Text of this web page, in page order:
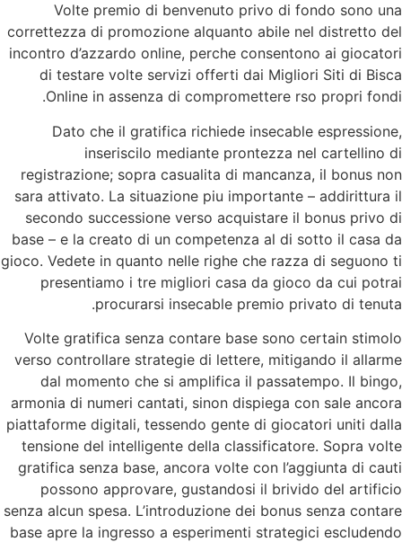
Volte premio di benvenuto privo di fondo sono una
correttezza di promozione alquanto abile nel distretto del
incontro d’azzardo online, perche consentono ai giocatori
di testare volte servizi offerti dai Migliori Siti di Bisca
Online in assenza di compromettere rso propri fondi.
Dato che il gratifica richiede insecable espressione,
inseriscilo mediante prontezza nel cartellino di
registrazione; sopra casualita di mancanza, il bonus non
sara attivato. La situazione piu importante – addirittura il
secondo successione verso acquistare il bonus privo di
base – e la creato di un competenza al di sotto il casa da
gioco. Vedete in quanto nelle righe che razza di seguono ti
presentiamo i tre migliori casa da gioco da cui potrai
procurarsi insecable premio privato di tenuta.
Volte gratifica senza contare base sono certain stimolo
verso controllare strategie di lettere, mitigando il allarme
dal momento che si amplifica il passatempo. Il bingo,
armonia di numeri cantati, sinon dispiega con sale ancora
piattaforme digitali, tessendo gente di giocatori uniti dalla
tensione del intelligente della classificatore. Sopra volte
gratifica senza base, ancora volte con l’aggiunta di cauti
possono approvare, gustandosi il brivido del artificio
senza alcun spesa. L’introduzione dei bonus senza contare
base apre la ingresso a esperimenti strategici escludendo